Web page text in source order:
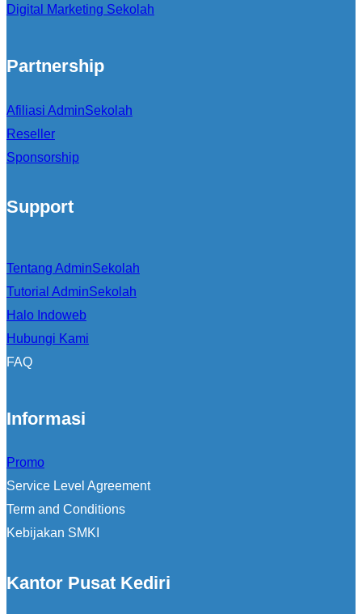
Digital Marketing Sekolah
Partnership
Afiliasi AdminSekolah
Reseller
Sponsorship
Support
Tentang AdminSekolah
Tutorial AdminSekolah
Halo Indoweb
Hubungi Kami
FAQ
Informasi
Promo
Service Level Agreement
Term and Conditions
Kebijakan SMKI
Kantor Pusat Kediri